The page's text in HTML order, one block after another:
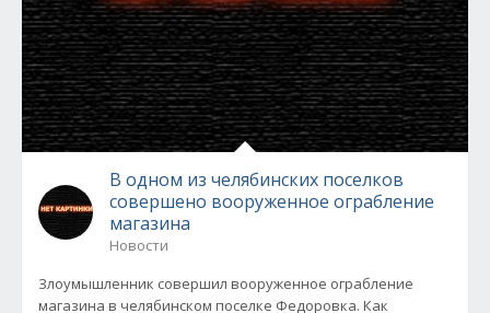
В одном из челябинских поселков
совершено вооруженное ограбление
магазина
Новости
Злоумышленник совершил вооруженное ограбление
магазина в челябинском поселке Федоровка. Как